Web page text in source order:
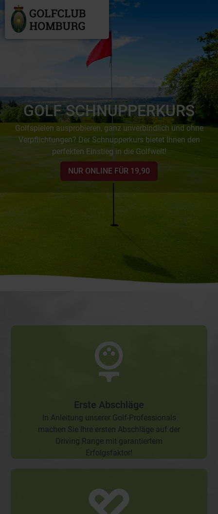
GOLF SCHNUPPERKURS
Golfspielen ausprobieren, ganz unverbindlich und ohne
Verpflichtungen? Der Schnupperkurs bietet Ihnen den
perfekten Einstieg in die Golfwelt!
NUR ONLINE FÜR 19,90
Erste Abschläge
In Anleitung unserer Golf-Professionals
machen Sie Ihre ersten Abschläge auf der
Driving Range mit garantiertem
Erfolgsfaktor!